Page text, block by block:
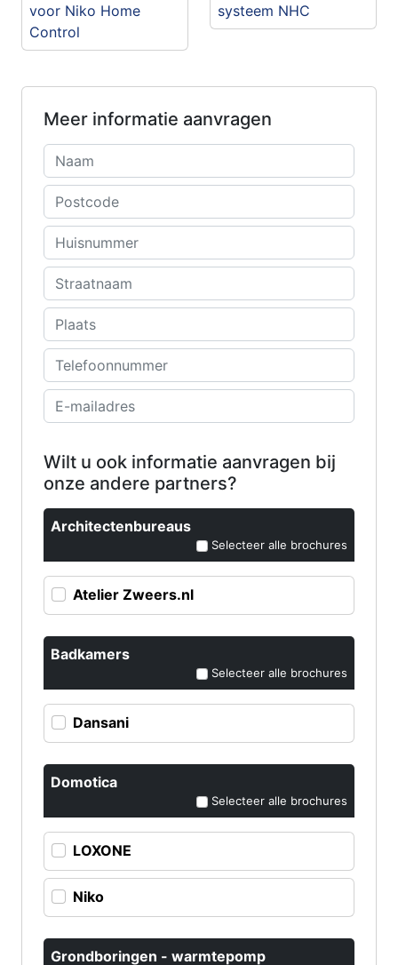
voor Niko Home
Control
systeem NHC
Meer informatie aanvragen
Wilt u ook informatie aanvragen bij
onze andere partners?
Architectenbureaus
Selecteer alle brochures
Atelier Zweers.nl
Badkamers
Selecteer alle brochures
Dansani
Domotica
Selecteer alle brochures
LOXONE
Niko
Grondboringen - warmtepomp